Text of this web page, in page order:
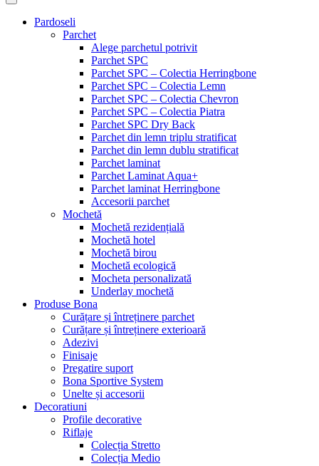
Pardoseli
Parchet
Alege parchetul potrivit
Parchet SPC
Parchet SPC – Colectia Herringbone
Parchet SPC – Colectia Lemn
Parchet SPC – Colectia Chevron
Parchet SPC – Colectia Piatra
Parchet SPC Dry Back
Parchet din lemn triplu stratificat
Parchet din lemn dublu stratificat
Parchet laminat
Parchet Laminat Aqua+
Parchet laminat Herringbone
Accesorii parchet
Mochetă
Mochetă rezidențială
Mochetă hotel
Mochetă birou
Mochetă ecologică
Mocheta personalizată
Underlay mochetă
Produse Bona
Curățare și întreținere parchet
Curățare și întreținere exterioară
Adezivi
Finisaje
Pregatire suport
Bona Sportive System
Unelte și accesorii
Decoratiuni
Profile decorative
Riflaje
Colecția Stretto
Colecția Medio